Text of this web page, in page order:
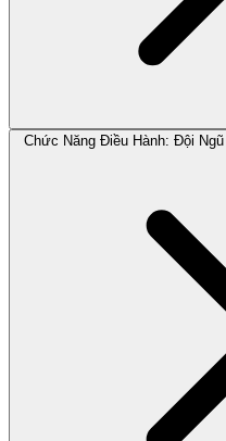
Chức Năng Điều Hành: Đội